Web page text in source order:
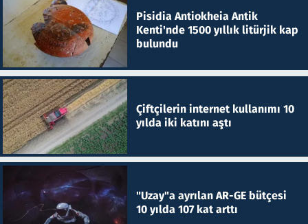
Pisidia Antiokheia Antik
Kenti'nde 1500 yıllık litürjik kap
bulundu
Çiftçilerin internet kullanımı 10
yılda iki katını aştı
"Uzay"a ayrılan AR-GE bütçesi
10 yılda 107 kat arttı